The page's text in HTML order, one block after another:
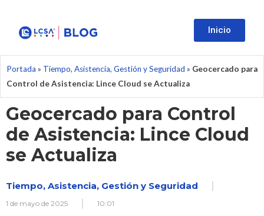
Inicio
Portada » Tiempo, Asistencia, Gestión y Seguridad » Geocercado para
Control de Asistencia: Lince Cloud se Actualiza
Geocercado para Control
de Asistencia: Lince Cloud
se Actualiza
Tiempo, Asistencia, Gestión y Seguridad
1 de mayo de 2025 10:01